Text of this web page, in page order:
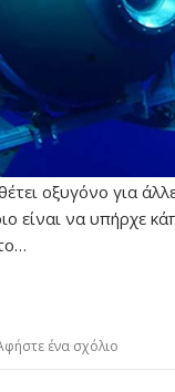
οξυγόνο για
είναι να υπήρχε
ένα σχόλιο